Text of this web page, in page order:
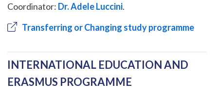
Coordinator: Dr. Adele Luccini.
Transferring or Changing study programme
INTERNATIONAL EDUCATION AND
ERASMUS PROGRAMME